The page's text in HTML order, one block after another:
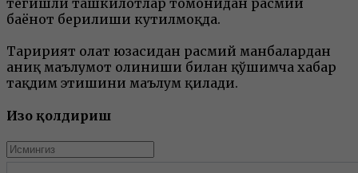
тегишли ташкилотлар томонидан расмий
баёнот берилиши кутилмоқда.
Таҳририят ҳолат юзасидан расмий манбалардан
аниқ маълумот олиниши билан қўшимча хабар
тақдим этишини маълум қилади.
Изоҳ қолдириш